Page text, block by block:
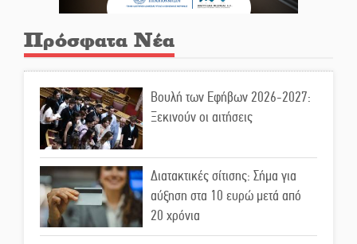
Πρόσφατα Νέα
Βουλή των Εφήβων 2026-2027:
Ξεκινούν οι αιτήσεις
Διατακτικές σίτισης: Σήμα για
αύξηση στα 10 ευρώ μετά από
20 χρόνια